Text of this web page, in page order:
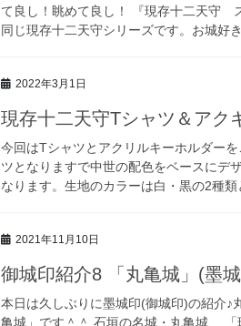
て良し！眺めて良し！ 『現存十二天守
同じ現存十二天守シリーズです。お城好
2022年3月1日
現存十二天守Tシャツ＆アク
今回はTシャツとアクリルキーホルダー
ツとなりますで中世の配色をベースにデ
なります。生地のカラーは白・黒の2種
2021年11月10日
御城印紹介8 「丸亀城」(墨
本日は久しぶりに墨城印(御城印)の紹介♪
亀城」です＾＾ 石垣の名城・丸亀城 「